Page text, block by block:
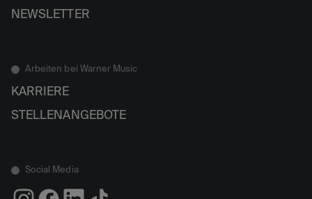
NEWSLETTER
Arbeiten bei Warner Music
KARRIERE
STELLENANGEBOTE
Social Media